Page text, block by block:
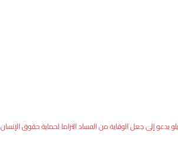
يدعو إلى جعل الوقاية من الفساد التزاما لحماية حقوق الإنسان